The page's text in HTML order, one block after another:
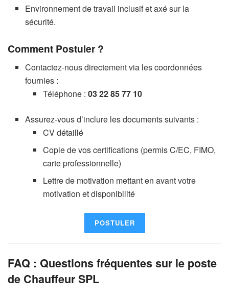
Environnement de travail inclusif et axé sur la
sécurité.
Comment Postuler ?
Contactez-nous directement via les coordonnées
fournies :
Téléphone : 03 22 85 77 10
Assurez-vous d’inclure les documents suivants :
CV détaillé
Copie de vos certifications (permis C/EC, FIMO,
carte professionnelle)
Lettre de motivation mettant en avant votre
motivation et disponibilité
POSTULER
FAQ : Questions fréquentes sur le poste
de Chauffeur SPL